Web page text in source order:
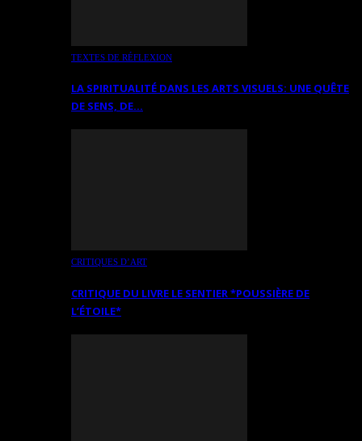
TEXTES DE RÉFLEXION
LA SPIRITUALITÉ DANS LES ARTS VISUELS: UNE QUÊTE
DE SENS, DE…
CRITIQUES D’ART
CRITIQUE DU LIVRE LE SENTIER *POUSSIÈRE DE
L’ÉTOILE*